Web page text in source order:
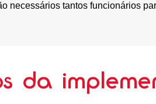
necessários tantos funcionários
da